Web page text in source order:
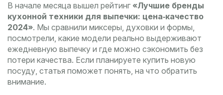
В начале месяца вышел рейтинг «Лучшие бренды
кухонной техники для выпечки: цена‑качество
2024». Мы сравнили миксеры, духовки и формы,
посмотрели, какие модели реально выдерживают
ежедневную выпечку и где можно сэкономить без
потери качества. Если планируете купить новую
посуду, статья поможет понять, на что обратить
внимание.